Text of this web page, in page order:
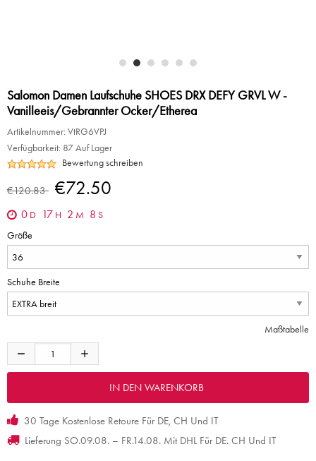
Salomon Damen Laufschuhe SHOES DRX DEFY GRVL W -
Vanilleeis/Gebrannter Ocker/Etherea
Artikelnummer: VtRG6VPJ
Verfügbarkeit: 87 Auf Lager
Bewertung schreiben
€120.83 €72.50
0 D 17 H 2 M 8 S
Größe
Schuhe Breite
Maßtabelle
30 Tage Kostenlose Retoure Für DE, CH Und IT
Lieferung SO.09.08. – FR.14.08. Mit DHL Für DE. CH Und IT